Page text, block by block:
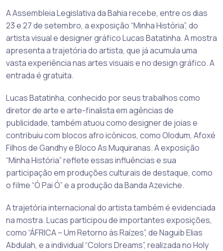
A Assembleia Legislativa da Bahia recebe, entre os dias
23 e 27 de setembro, a exposição “Minha História”, do
artista visual e designer gráfico Lucas Batatinha. A mostra
apresenta a trajetória do artista, que já acumula uma
vasta experiência nas artes visuais e no design gráfico. A
entrada é gratuita.
Lucas Batatinha, conhecido por seus trabalhos como
diretor de arte e arte-finalista em agências de
publicidade, também atuou como designer de joias e
contribuiu com blocos afro icônicos, como Olodum, Afoxé
Filhos de Gandhy e Bloco As Muquiranas. A exposição
“Minha História” reflete essas influências e sua
participação em produções culturais de destaque, como
o filme “Ó Pai Ó” e a produção da Banda Azeviche.
A trajetória internacional do artista também é evidenciada
na mostra. Lucas participou de importantes exposições,
como “ÁFRICA – Um Retorno às Raízes”, de Naguib Elias
Abdulah, e a individual “Colors Dreams”, realizada no Holy